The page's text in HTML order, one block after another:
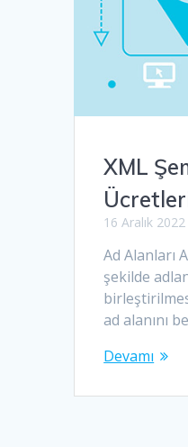
XML
16 Aralık 2022
Ad Alanları
şekilde
ad alanını
Devamı